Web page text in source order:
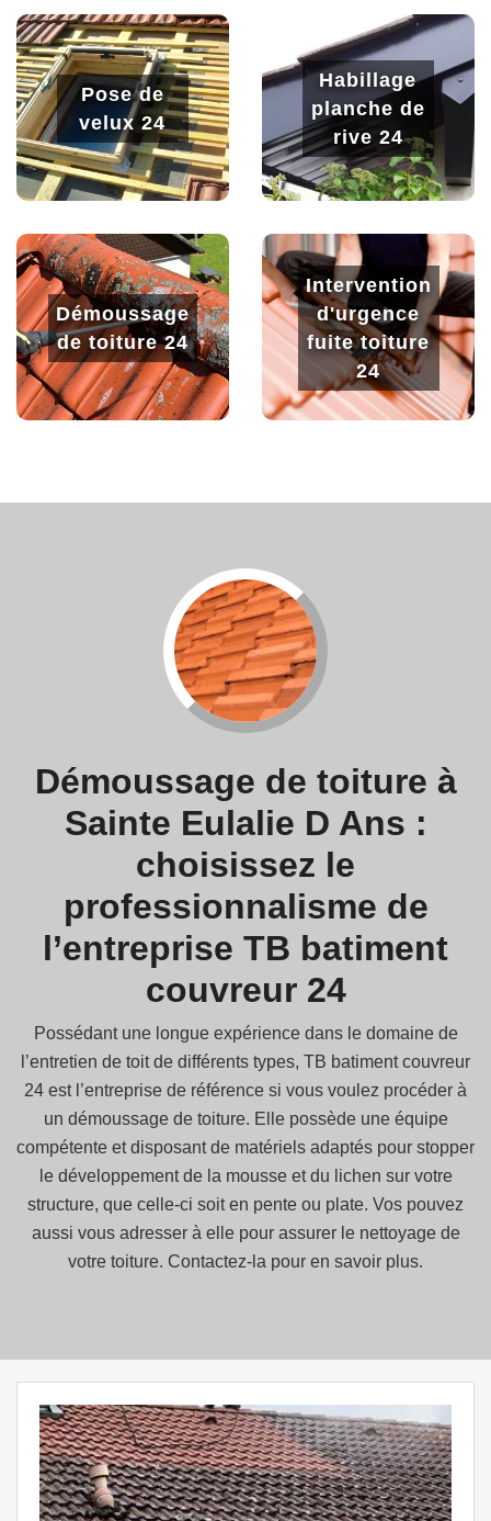
Pose de
velux 24
Habillage
planche de
rive 24
Démoussage
de toiture 24
Intervention
d'urgence
fuite toiture
24
Démoussage de toiture à
Sainte Eulalie D Ans :
choisissez le
professionnalisme de
l’entreprise TB batiment
couvreur 24
Possédant une longue expérience dans le domaine de
l’entretien de toit de différents types, TB batiment couvreur
24 est l’entreprise de référence si vous voulez procéder à
un démoussage de toiture. Elle possède une équipe
compétente et disposant de matériels adaptés pour stopper
le développement de la mousse et du lichen sur votre
structure, que celle-ci soit en pente ou plate. Vos pouvez
aussi vous adresser à elle pour assurer le nettoyage de
votre toiture. Contactez-la pour en savoir plus.